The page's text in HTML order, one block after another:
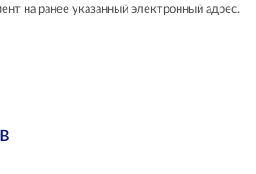
на ранее указанный электронный адрес.